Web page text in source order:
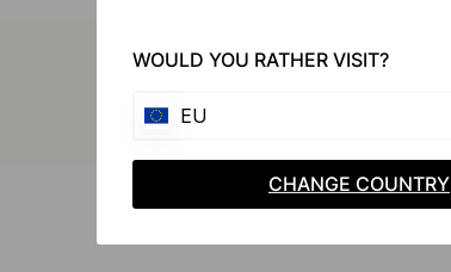
WOULD YOU RATHER VISIT?
EU
CHANGE COUNTRY